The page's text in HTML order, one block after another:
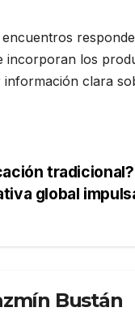
incorporan los
clara
global
Bustán